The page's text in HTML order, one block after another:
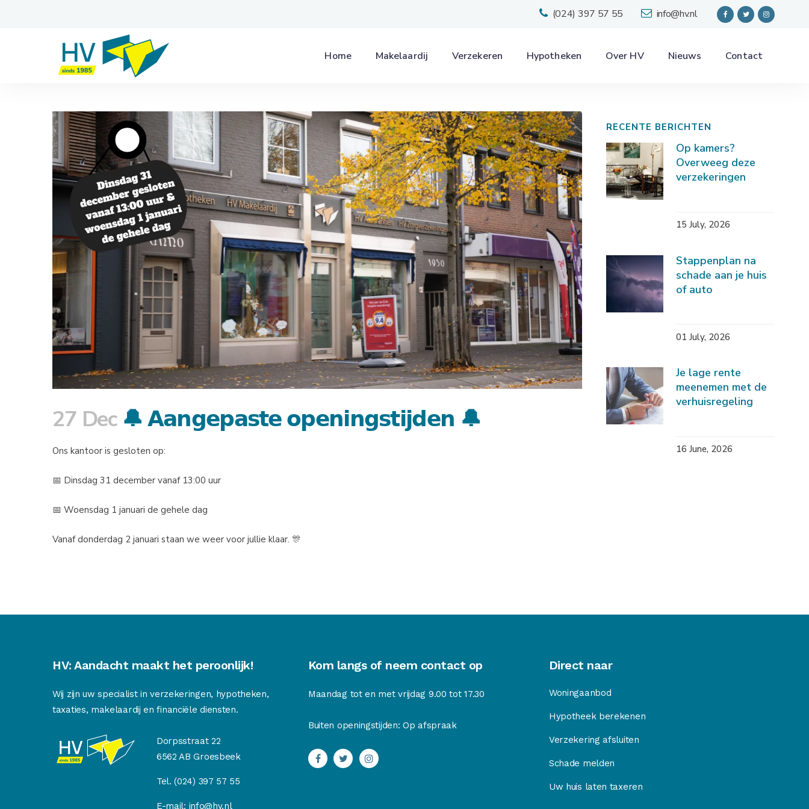
(024) 397 57 55 info@hv.nl
Home Makelaardij Verzekeren Hypotheken Over HV Nieuws Contact
27 Dec🔔 𝗔𝗮𝗻𝗴𝗲𝗽𝗮𝘀𝘁𝗲 𝗼𝗽𝗲𝗻𝗶𝗻𝗴𝘀𝘁𝗶𝗷𝗱𝗲𝗻 🔔
Ons kantoor is gesloten op:
📅 Dinsdag 31 december vanaf 13:00 uur
📅 Woensdag 1 januari de gehele dag
Vanaf donderdag 2 januari staan we weer voor jullie klaar. 🎊
RECENTE BERICHTEN
Op kamers?
Overweeg deze
verzekeringen
15 July, 2026
Stappenplan na
schade aan je huis
of auto
01 July, 2026
Je lage rente
meenemen met de
verhuisregeling
16 June, 2026
HV: Aandacht maakt het peroonlijk!
Wij zijn uw specialist in verzekeringen, hypotheken,
taxaties, makelaardij en financiële diensten.
Dorpsstraat 22
6562 AB Groesbeek
Tel.(024) 397 57 55
E-mail: info@hv.nl
Kom langs of neem contact op
Maandag tot en met vrijdag 9.00 tot 17.30
Buiten openingstijden: Op afspraak
Direct naar
Woningaanbod
Hypotheek berekenen
Verzekering afsluiten
Schade melden
Uw huis laten taxeren